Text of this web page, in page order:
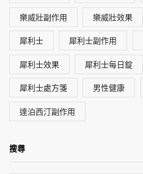
樂威壯副作用 樂威壯效果
犀利士 犀利士副作用
犀利士效果 犀利士每日錠
犀利士處方箋 男性健康
達泊西汀副作用
搜尋